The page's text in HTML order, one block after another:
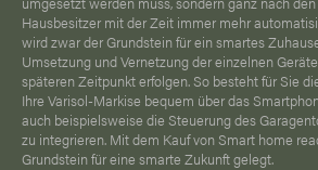
Hausbesitzer mit der Zeit immer mehr
wird zwar der Grundstein für ein smartes
Umsetzung und Vernetzung der einzelnen
späteren Zeitpunkt erfolgen. So besteht für Sie
Ihre Varisol-Markise bequem über das
auch beispielsweise die Steuerung des
zu integrieren. Mit dem Kauf von Smart home
Grundstein für eine smarte Zukunft gelegt.